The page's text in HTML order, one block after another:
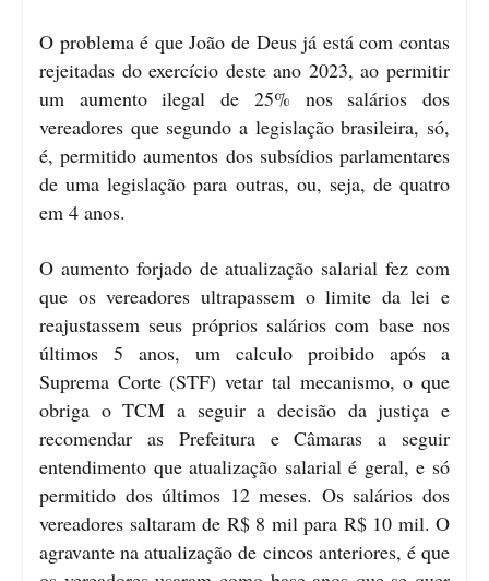
O problema é que João de Deus já está com contas
rejeitadas do exercício deste ano 2023, ao permitir
um aumento ilegal de 25% nos salários dos
vereadores que segundo a legislação brasileira, só,
é, permitido aumentos dos subsídios parlamentares
de uma legislação para outras, ou, seja, de quatro
em 4 anos.
O aumento forjado de atualização salarial fez com
que os vereadores ultrapassem o limite da lei e
reajustassem seus próprios salários com base nos
últimos 5 anos, um calculo proibido após a
Suprema Corte (STF) vetar tal mecanismo, o que
obriga o TCM a seguir a decisão da justiça e
recomendar as Prefeitura e Câmaras a seguir
entendimento que atualização salarial é geral, e só
permitido dos últimos 12 meses. Os salários dos
vereadores saltaram de R$ 8 mil para R$ 10 mil. O
agravante na atualização de cincos anteriores, é que